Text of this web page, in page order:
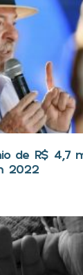
de R$ 4,7
2022